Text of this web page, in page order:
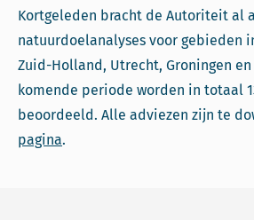
Kortgeleden bracht de Autoriteit al
natuurdoelanalyses voor gebieden
Zuid-Holland, Utrecht, Groningen
komende periode worden in totaal
beoordeeld. Alle adviezen zijn te
pagina.